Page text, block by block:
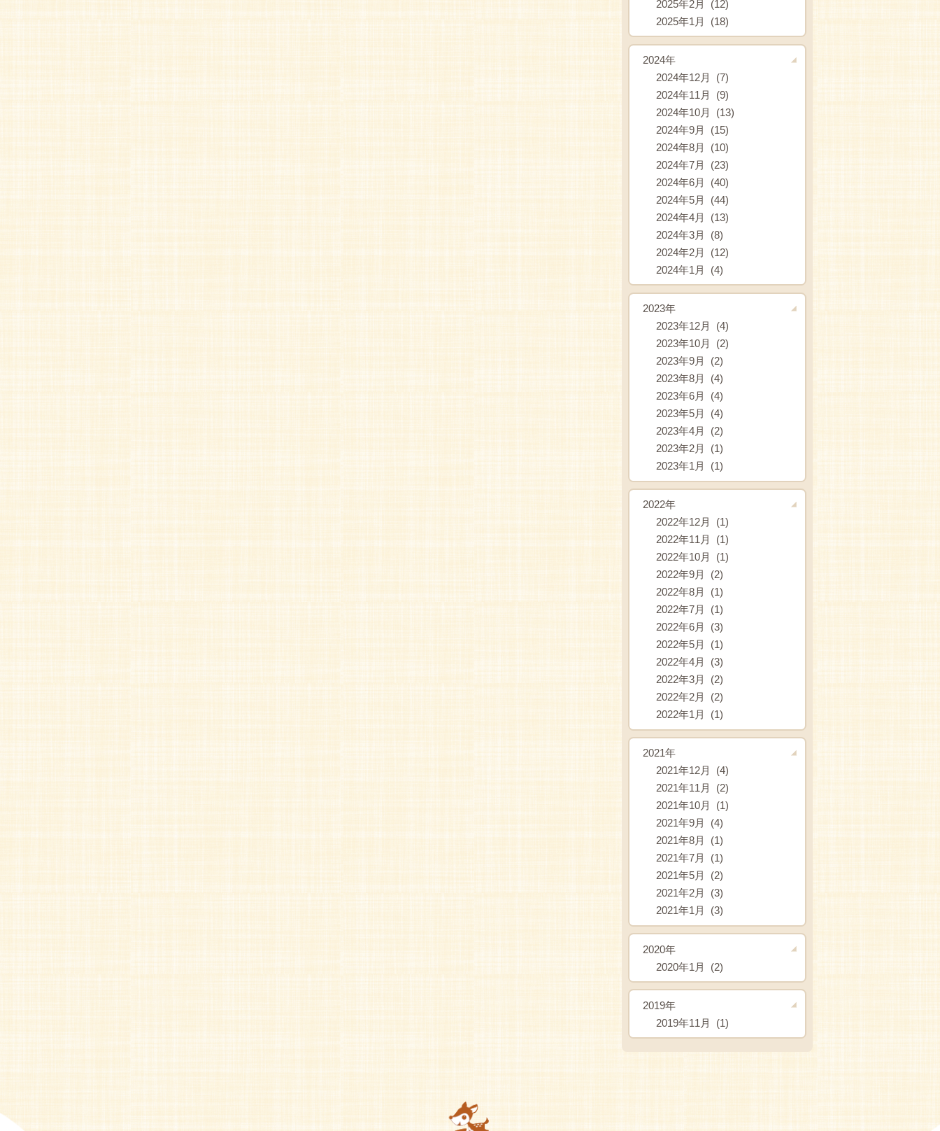
2025年2月 (12)
2025年1月 (18)
2024年
2024年12月 (7)
2024年11月 (9)
2024年10月 (13)
2024年9月 (15)
2024年8月 (10)
2024年7月 (23)
2024年6月 (40)
2024年5月 (44)
2024年4月 (13)
2024年3月 (8)
2024年2月 (12)
2024年1月 (4)
2023年
2023年12月 (4)
2023年10月 (2)
2023年9月 (2)
2023年8月 (4)
2023年6月 (4)
2023年5月 (4)
2023年4月 (2)
2023年2月 (1)
2023年1月 (1)
2022年
2022年12月 (1)
2022年11月 (1)
2022年10月 (1)
2022年9月 (2)
2022年8月 (1)
2022年7月 (1)
2022年6月 (3)
2022年5月 (1)
2022年4月 (3)
2022年3月 (2)
2022年2月 (2)
2022年1月 (1)
2021年
2021年12月 (4)
2021年11月 (2)
2021年10月 (1)
2021年9月 (4)
2021年8月 (1)
2021年7月 (1)
2021年5月 (2)
2021年2月 (3)
2021年1月 (3)
2020年
2020年1月 (2)
2019年
2019年11月 (1)